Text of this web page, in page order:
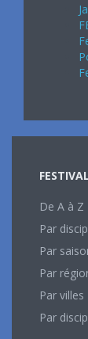
De A à Z
Par
Par
Par
Par villes
Par